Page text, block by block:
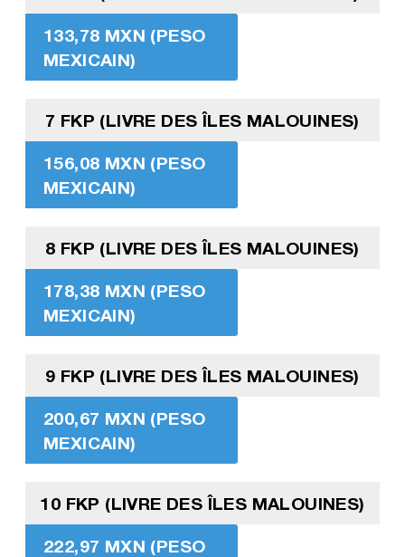
133,78 MXN (PESO
MEXICAIN)
7 FKP (LIVRE DES ÎLES MALOUINES)
156,08 MXN (PESO
MEXICAIN)
8 FKP (LIVRE DES ÎLES MALOUINES)
178,38 MXN (PESO
MEXICAIN)
9 FKP (LIVRE DES ÎLES MALOUINES)
200,67 MXN (PESO
MEXICAIN)
10 FKP (LIVRE DES ÎLES MALOUINES)
222,97 MXN (PESO